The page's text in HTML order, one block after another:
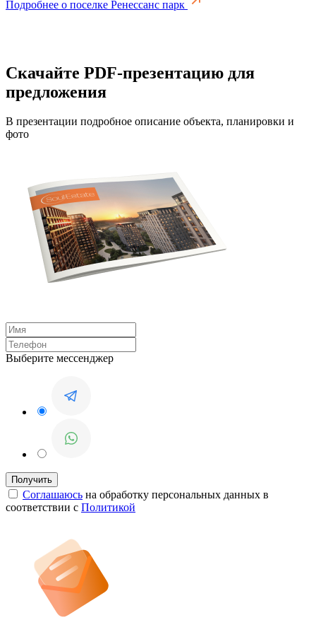
Подробнее о поселке Ренессанс парк
Скачайте PDF-презентацию для
предложения
В презентации подробное описание объекта, планировки и
фото
Выберите мессенджер
Соглашаюсь на обработку персональных данных в
соответствии с Политикой